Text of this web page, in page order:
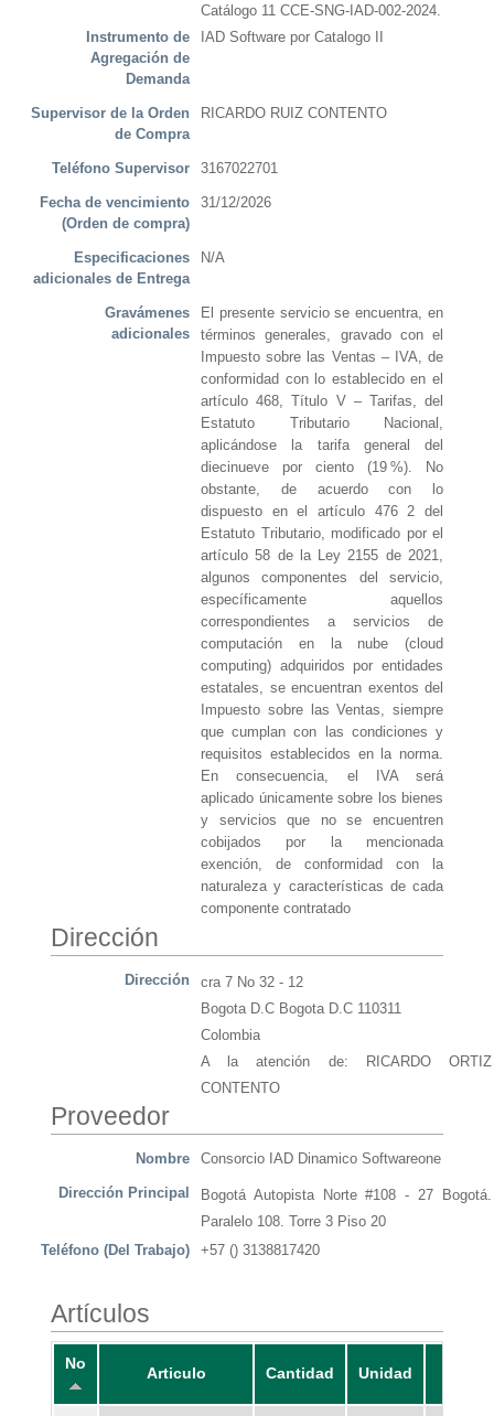
Catálogo 11 CCE-SNG-IAD-002-2024.
Instrumento de
Agregación de
Demanda
IAD Software por Catalogo II
Supervisor de la Orden
de Compra
RICARDO RUIZ CONTENTO
Teléfono Supervisor 3167022701
Fecha de vencimiento
(Orden de compra)
31/12/2026
Especificaciones
adicionales de Entrega
N/A
Gravámenes
adicionales
El presente servicio se encuentra, en
términos generales, gravado con el
Impuesto sobre las Ventas – IVA, de
conformidad con lo establecido en el
artículo 468, Título V – Tarifas, del
Estatuto Tributario Nacional,
aplicándose la tarifa general del
diecinueve por ciento (19 %). No
obstante, de acuerdo con lo
dispuesto en el artículo 476 2 del
Estatuto Tributario, modificado por el
artículo 58 de la Ley 2155 de 2021,
algunos componentes del servicio,
específicamente aquellos
correspondientes a servicios de
computación en la nube (cloud
computing) adquiridos por entidades
estatales, se encuentran exentos del
Impuesto sobre las Ventas, siempre
que cumplan con las condiciones y
requisitos establecidos en la norma.
En consecuencia, el IVA será
aplicado únicamente sobre los bienes
y servicios que no se encuentren
cobijados por la mencionada
exención, de conformidad con la
naturaleza y características de cada
componente contratado
Dirección
Dirección
cra 7 No 32 - 12
Bogota D.C Bogota D.C 110311
Colombia
A la atención de: RICARDO ORTIZ
CONTENTO
Proveedor
Nombre Consorcio IAD Dinamico Softwareone
Dirección Principal
Bogotá Autopista Norte #108 - 27 Bogotá.
Paralelo 108. Torre 3 Piso 20
Teléfono (Del Trabajo)
+57 () 3138817420
Artículos
No
Articulo Cantidad Unidad